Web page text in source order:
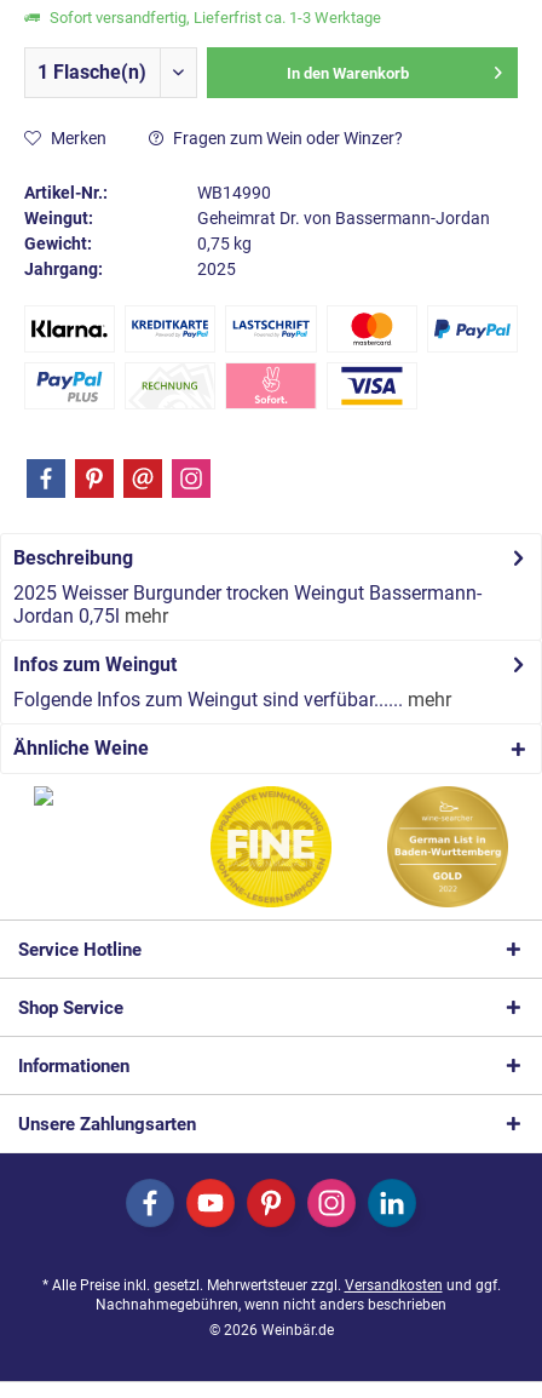
Sofort versandfertig, Lieferfrist ca. 1-3 Werktage
In den Warenkorb
Merken Fragen zum Wein oder Winzer?
Artikel-Nr.:
WB14990
Weingut:
Geheimrat Dr. von Bassermann-Jordan
Gewicht:
0,75 kg
Jahrgang:
2025
Beschreibung
2025 Weisser Burgunder trocken Weingut Bassermann-
Jordan 0,75l mehr
Infos zum Weingut
Folgende Infos zum Weingut sind verfübar...... mehr
Ähnliche Weine
Service Hotline
Shop Service
Informationen
Unsere Zahlungsarten
* Alle Preise inkl. gesetzl. Mehrwertsteuer zzgl. Versandkosten und ggf.
Nachnahmegebühren, wenn nicht anders beschrieben
© 2026 Weinbär.de